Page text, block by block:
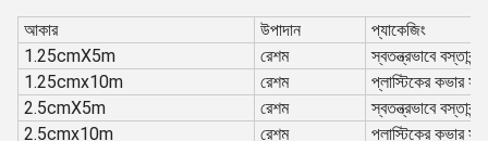
আকার
উপাদান
প্যাকেজিং
1.25cmX5m
রেশম
স্বতন্ত্রভাবে বস্তাবন্দী
1.25cmx10m
রেশম
প্লাস্টিকের কভার সহ
2.5cmX5m
রেশম
স্বতন্ত্রভাবে বস্তাবন্দী
2.5cmx10m
রেশম
প্লাস্টিকের কভার সহ